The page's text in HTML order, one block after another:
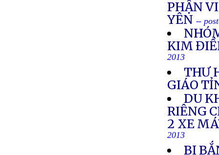
PHẬN
YÊN --
KIM
2013
THƯ
GIÁO
DU
RIÊNG
2 XE
2013
BỊ